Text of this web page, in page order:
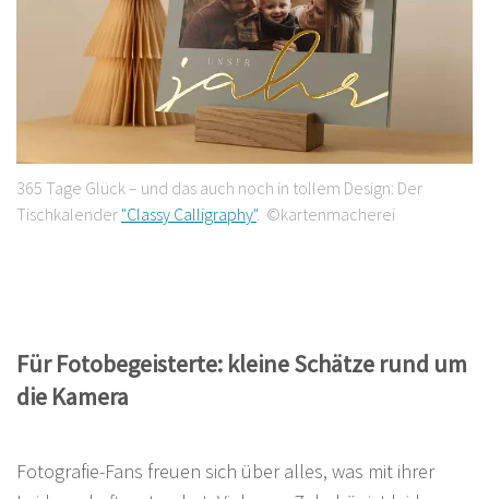
365 Tage Glück – und das auch noch in tollem Design: Der
Tischkalender "Classy Calligraphy". ©kartenmacherei
Für Fotobegeisterte: kleine Schätze rund um
die Kamera
Fotografie-Fans freuen sich über alles, was mit ihrer